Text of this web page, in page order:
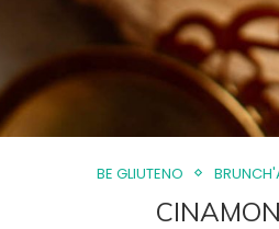
BE GLIUTENO